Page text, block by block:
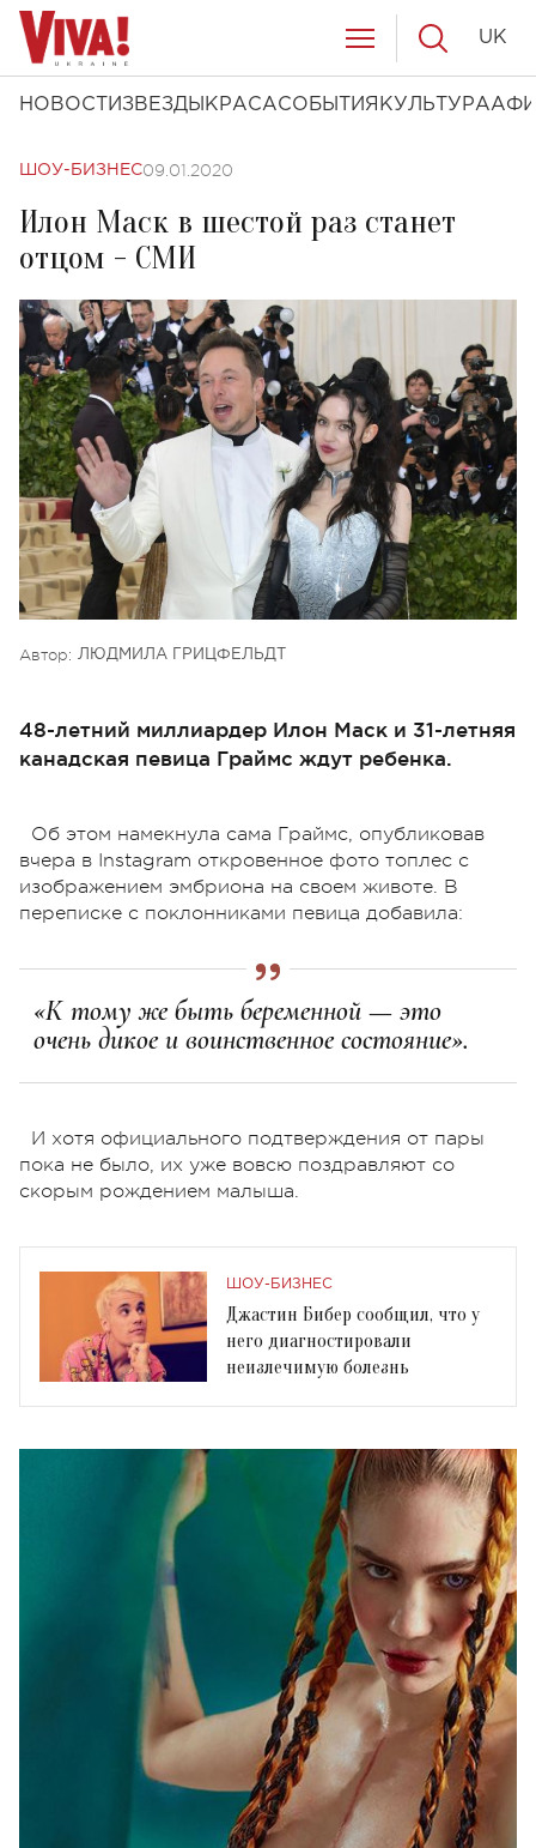
НОВОСТИ ЗВЕЗДЫ КРАСАСОБЫТИЯ КУЛЬТУРА
UK
ШОУ-БИЗНЕС09.01.2020
Илон Маск в шестой раз станет
отцом - СМИ
Автор: ЛЮДМИЛА ГРИЦФЕЛЬДТ
48-летний миллиардер Илон Маск и 31-летняя
канадская певица Граймс ждут ребенка.
Об этом намекнула сама Граймс, опубликовав
вчера в Instagram откровенное фото топлес с
изображением эмбриона на своем животе. В
переписке с поклонниками певица добавила:
«К тому же быть беременной — это
очень дикое и воинственное состояние».
И хотя официального подтверждения от пары
пока не было, их уже вовсю поздравляют со
скорым рождением малыша.
ШОУ-БИЗНЕС
Джастин Бибер сообщил, что у
него диагностировали
неизлечимую болезнь